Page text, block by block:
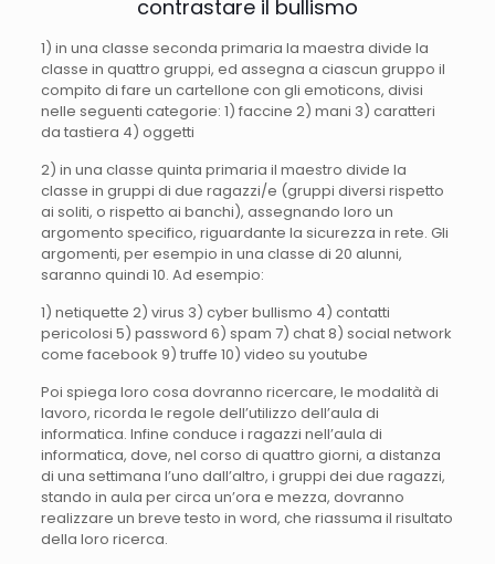
contrastare il bullismo
1) in una classe seconda primaria la maestra divide la
classe in quattro gruppi, ed assegna a ciascun gruppo il
compito di fare un cartellone con gli emoticons, divisi
nelle seguenti categorie: 1) faccine 2) mani 3) caratteri
da tastiera 4) oggetti
2) in una classe quinta primaria il maestro divide la
classe in gruppi di due ragazzi/e (gruppi diversi rispetto
ai soliti, o rispetto ai banchi), assegnando loro un
argomento specifico, riguardante la sicurezza in rete. Gli
argomenti, per esempio in una classe di 20 alunni,
saranno quindi 10. Ad esempio:
1) netiquette 2) virus 3) cyber bullismo 4) contatti
pericolosi 5) password 6) spam 7) chat 8) social network
come facebook 9) truffe 10) video su youtube
Poi spiega loro cosa dovranno ricercare, le modalità di
lavoro, ricorda le regole dell’utilizzo dell’aula di
informatica. Infine conduce i ragazzi nell’aula di
informatica, dove, nel corso di quattro giorni, a distanza
di una settimana l’uno dall’altro, i gruppi dei due ragazzi,
stando in aula per circa un’ora e mezza, dovranno
realizzare un breve testo in word, che riassuma il risultato
della loro ricerca.